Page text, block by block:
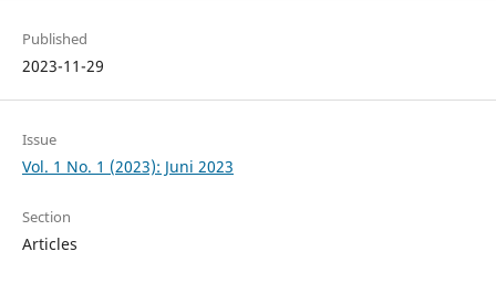
Published
2023-11-29
Issue
Vol. 1 No. 1 (2023): Juni 2023
Section
Articles